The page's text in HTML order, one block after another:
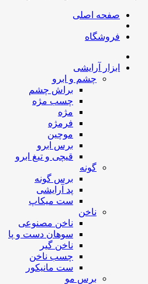
صفحه اصلی
فروشگاه
ابزار آرایشی
چشم و ابرو
براش چشم
چسب مژه
مژه
فرمژه
موچین
برس ابرو
قیچی و تیغ ابرو
گونه
برس گونه
پد آرایشی
ست میکاپ
ناخن
ناخن مصنوعی
سوهان دست و پا
ناخن گیر
چسب ناخن
ست مانیکور
برس مو